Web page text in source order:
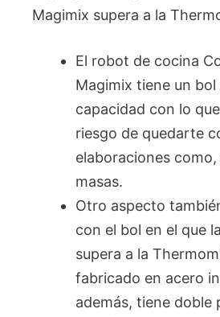
Magimix supera a la
El robot de cocina
Magimix tiene un bol
capacidad con lo
riesgo de quedarte
elaboraciones
masas.
Otro aspecto
con el bol en el que
supera a la
fabricado en acero
además, tiene doble